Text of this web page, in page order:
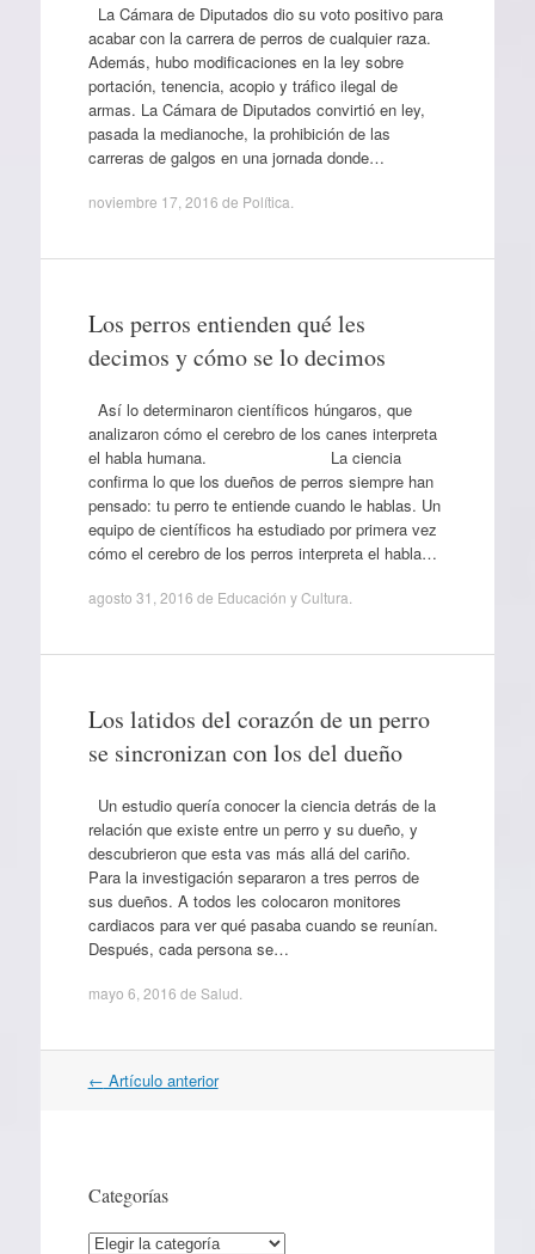
La Cámara de Diputados dio su voto positivo para
acabar con la carrera de perros de cualquier raza.
Además, hubo modificaciones en la ley sobre
portación, tenencia, acopio y tráfico ilegal de
armas. La Cámara de Diputados convirtió en ley,
pasada la medianoche, la prohibición de las
carreras de galgos en una jornada donde…
noviembre 17, 2016 de Política
Los perros entienden qué les
decimos y cómo se lo decimos
Así lo determinaron científicos húngaros, que
analizaron cómo el cerebro de los canes interpreta
el habla humana. La ciencia
confirma lo que los dueños de perros siempre han
pensado: tu perro te entiende cuando le hablas. Un
equipo de científicos ha estudiado por primera vez
cómo el cerebro de los perros interpreta el habla…
agosto 31, 2016 de Educación y Cultura
Los latidos del corazón de un perro
se sincronizan con los del dueño
Un estudio quería conocer la ciencia detrás de la
relación que existe entre un perro y su dueño, y
descubrieron que esta vas más allá del cariño.
Para la investigación separaron a tres perros de
sus dueños. A todos les colocaron monitores
cardiacos para ver qué pasaba cuando se reunían.
Después, cada persona se…
mayo 6, 2016 de Salud
Navegación
← Artículo anterior
Categorías
Categorías